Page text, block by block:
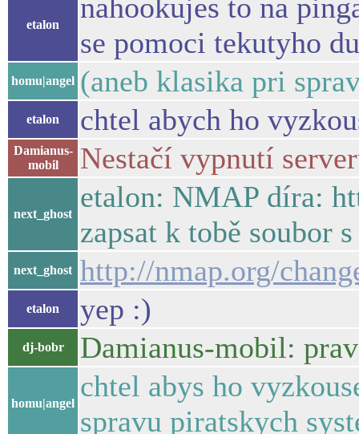
etalon
nahookujes to na
se pomoci tekutyho
homu|angel (aneb klasika pri
etalon chtel abych ho
Damianus-
mobil
Nestačí vypnutí
next_ghost
etalon: NMAP díra:
zapsat k tobě soubor
next_ghost http://nmap.org/
etalon yep :)
dj-bobr Damianus-mobil:
homu|angel
chtel abys ho
spravu piratskych